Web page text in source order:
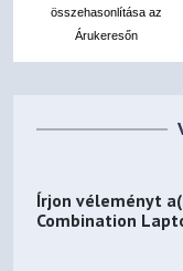
összehasonlítása az
Árukeresőn
Írjon véleményt
Combination